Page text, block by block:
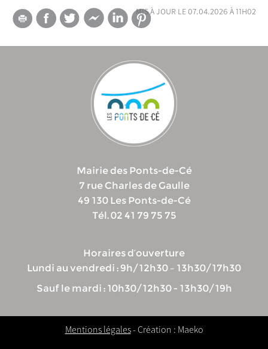
mis à jour le 07.04.2026 à 11h02
Mairie des Ponts-de-Cé
7 rue Charles de Gaulle
49 130 Les Ponts-de-Cé
Tél. 02 41 79 75 75
Horaires d’ouverture
Lundi au vendredi : 9h/12h30 – 13h30/17h30
Sauf le mardi : 10h30/12h30 - 13h30/19h
Mentions légales- Création : Maeko